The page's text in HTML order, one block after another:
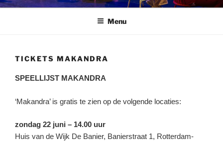
Menu
TICKETS MAKANDRA
SPEELLIJST MAKANDRA
‘Makandra’ is gratis te zien op de volgende locaties:
zondag 22 juni – 14.00 uur
Huis van de Wijk De Banier, Banierstraat 1, Rotterdam-